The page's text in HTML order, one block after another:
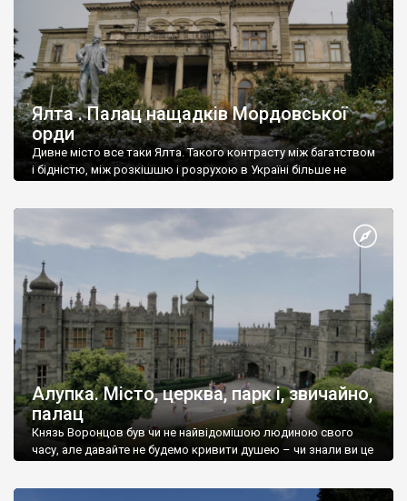
Ялта . Палац нащадків Мордовської
орди
Дивне місто все таки Ялта. Такого контрасту між багатством
і бідністю, між розкішшю і розрухою в Україні більше не
Алупка. Місто, церква, парк і, звичайно,
палац
Князь Воронцов був чи не найвідомішою людиною свого
часу, але давайте не будемо кривити душею – чи знали ви це